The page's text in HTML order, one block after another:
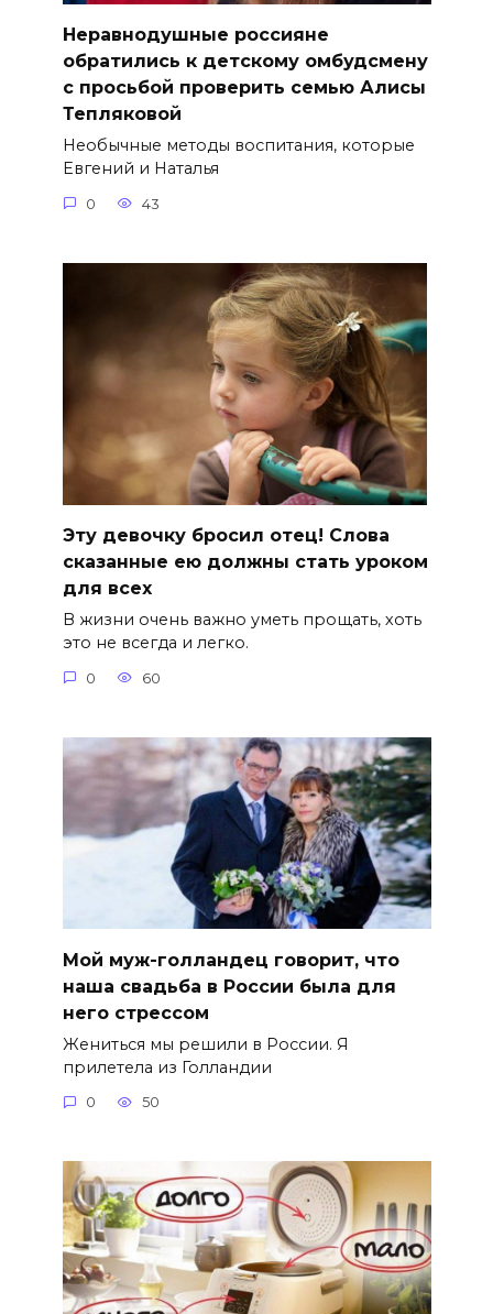
Неравнодушные россияне
обратились к детскому омбудсмену
с просьбой проверить семью Алисы
Тепляковой
Необычные методы воспитания, которые
Евгений и Наталья
0 43
Эту девочку бросил отец! Слова
сказанные ею должны стать уроком
для всех
В жизни очень важно уметь прощать, хоть
это не всегда и легко.
0 60
Мой муж-голландец говорит, что
наша свадьба в России была для
него стрессом
Жениться мы решили в России. Я
прилетела из Голландии
0 50